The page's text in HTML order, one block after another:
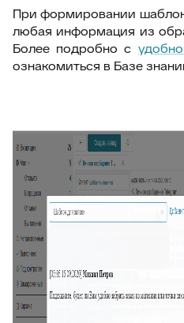
16 Контроль заявки
17 Метки к тикетам
18 Блокировка заявок
При формировании
любая информация из
Более подробно с
ознакомиться в Базе